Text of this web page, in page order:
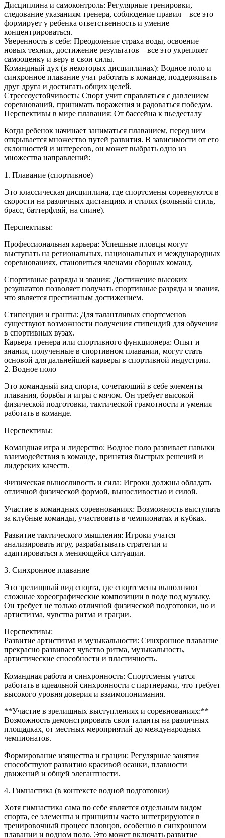
Дисциплина и самоконтроль: Регулярные тренировки,
следование указаниям тренера, соблюдение правил – все это
формирует у ребенка ответственность и умение
концентрироваться.
Уверенность в себе: Преодоление страха воды, освоение
новых техник, достижение результатов – все это укрепляет
самооценку и веру в свои силы.
Командный дух (в некоторых дисциплинах): Водное поло и
синхронное плавание учат работать в команде, поддерживать
друг друга и достигать общих целей.
Стрессоустойчивость: Спорт учит справляться с давлением
соревнований, принимать поражения и радоваться победам.
Перспективы в мире плавания: От бассейна к пьедесталу
Когда ребенок начинает заниматься плаванием, перед ним
открывается множество путей развития. В зависимости от его
склонностей и интересов, он может выбрать одно из
множества направлений:
1. Плавание (спортивное)
Это классическая дисциплина, где спортсмены соревнуются в
скорости на различных дистанциях и стилях (вольный стиль,
брасс, баттерфляй, на спине).
Перспективы:
Профессиональная карьера: Успешные пловцы могут
выступать на региональных, национальных и международных
соревнованиях, становиться членами сборных команд.
Спортивные разряды и звания: Достижение высоких
результатов позволяет получать спортивные разряды и звания,
что является престижным достижением.
Стипендии и гранты: Для талантливых спортсменов
существуют возможности получения стипендий для обучения
в спортивных вузах.
Карьера тренера или спортивного функционера: Опыт и
знания, полученные в спортивном плавании, могут стать
основой для дальнейшей карьеры в спортивной индустрии.
2. Водное поло
Это командный вид спорта, сочетающий в себе элементы
плавания, борьбы и игры с мячом. Он требует высокой
физической подготовки, тактической грамотности и умения
работать в команде.
Перспективы:
Командная игра и лидерство: Водное поло развивает навыки
взаимодействия в команде, принятия быстрых решений и
лидерских качеств.
Физическая выносливость и сила: Игроки должны обладать
отличной физической формой, выносливостью и силой.
Участие в командных соревнованиях: Возможность выступать
за клубные команды, участвовать в чемпионатах и кубках.
Развитие тактического мышления: Игроки учатся
анализировать игру, разрабатывать стратегии и
адаптироваться к меняющейся ситуации.
3. Синхронное плавание
Это зрелищный вид спорта, где спортсмены выполняют
сложные хореографические композиции в воде под музыку.
Он требует не только отличной физической подготовки, но и
артистизма, чувства ритма и грации.
Перспективы:
Развитие артистизма и музыкальности: Синхронное плавание
прекрасно развивает чувство ритма, музыкальность,
артистические способности и пластичность.
Командная работа и синхронность: Спортсмены учатся
работать в идеальной синхронности с партнерами, что требует
высокого уровня доверия и взаимопонимания.
**Участие в зрелищных выступлениях и соревнованиях:**
Возможность демонстрировать свои таланты на различных
площадках, от местных мероприятий до международных
чемпионатов.
Формирование изящества и грации: Регулярные занятия
способствуют развитию красивой осанки, плавности
движений и общей элегантности.
4. Гимнастика (в контексте водной подготовки)
Хотя гимнастика сама по себе является отдельным видом
спорта, ее элементы и принципы часто интегрируются в
тренировочный процесс пловцов, особенно в синхронном
плавании и водном поло. Это может включать развитие